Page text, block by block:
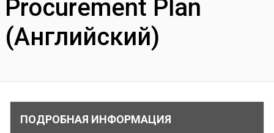
Procurement Plan
(Английский)
ПОДРОБНАЯ ИНФОРМАЦИЯ